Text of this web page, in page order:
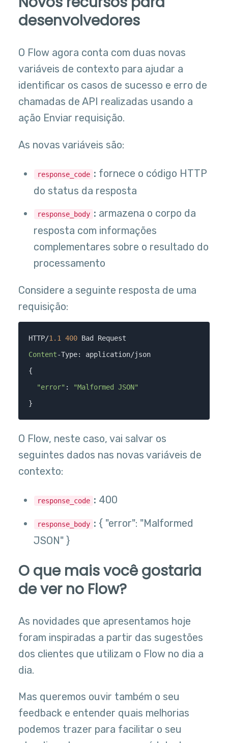
desenvolvedores
O Flow agora conta com duas novas
variáveis de contexto para ajudar a
identificar os casos de sucesso e erro de
chamadas de API realizadas usando a
ação Enviar requisição.
As novas variáveis são:
response_code : fornece o código HTTP
do status da resposta
response_body : armazena o corpo da
resposta com informações
complementares sobre o resultado do
processamento
Considere a seguinte resposta de uma
requisição:
HTTP/1.1 400
Content-Type: application/json
{
"error" :
"Malformed JSON"
}
O Flow, neste caso, vai salvar os
seguintes dados nas novas variáveis de
contexto:
response_code : 400
response_body : { "error": "Malformed
JSON" }
O que mais você gostaria
de ver no Flow?
As novidades que apresentamos hoje
foram inspiradas a partir das sugestões
dos clientes que utilizam o Flow no dia a
dia.
Mas queremos ouvir também o seu
feedback e entender quais melhorias
podemos trazer para facilitar o seu